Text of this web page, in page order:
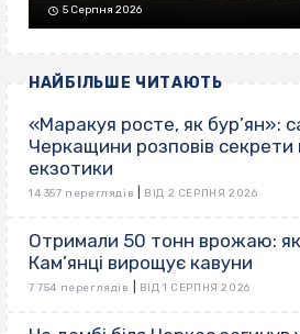
5 Серпня 2026
НАЙБІЛЬШЕ ЧИТАЮТЬ
«Маракуя росте, як бур’ян»:
Черкащини розповів
екзотики
14 357 переглядів ВІД 2 СЕРПНЯ 2026
Отримали 50 тонн врожаю:
Кам’янці вирощує кавуни
7 754 переглядів ВІД 1 СЕРПНЯ 2026